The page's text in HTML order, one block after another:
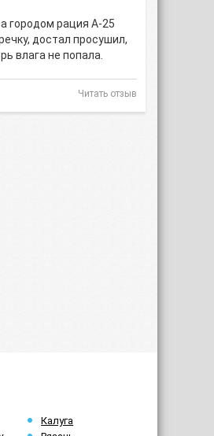
городом рация А-25
достал просушил,
влага не попала.
Читать отзыв
Калуга